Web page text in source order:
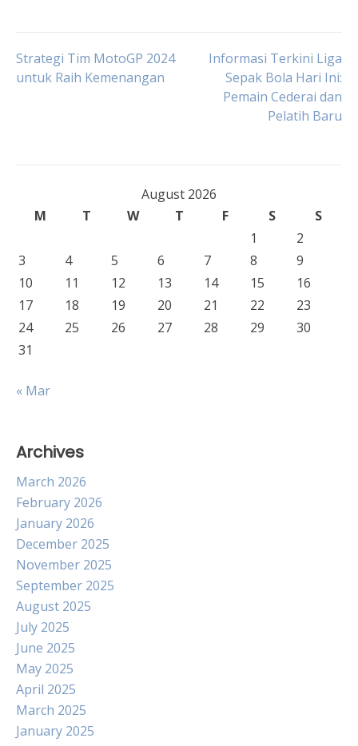
Post
Strategi Tim MotoGP 2024
untuk Raih Kemenangan
Informasi Terkini Liga
Sepak Bola Hari Ini:
Pemain Cederai dan
Pelatih Baru
August 2026
M
T W T F S
S
1
2
3
4 5 6 7 8
9
10
11 12 13 14 15
16
17
18 19 20 21 22
23
24
25 26 27 28 29
30
31
« Mar
Archives
March 2026
February 2026
January 2026
December 2025
November 2025
September 2025
August 2025
July 2025
June 2025
May 2025
April 2025
March 2025
January 2025